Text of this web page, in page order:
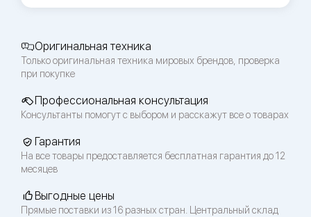
Оригинальная техника
Только оригинальная техника мировых брендов, проверка
при покупке
Профессиональная консультация
Консультанты помогут с выбором и расскажут все о товарах
Гарантия
На все товары предоставляется бесплатная гарантия до 12
месяцев
Выгодные цены
Прямые поставки из 16 разных стран. Центральный склад